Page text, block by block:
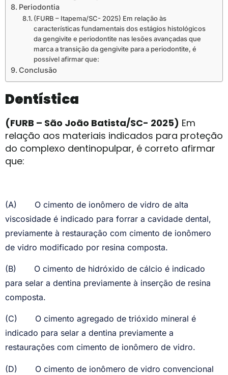
Periodontia
(FURB – Itapema/SC- 2025) Em relação às
características fundamentais dos estágios histológicos
da gengivite e periodontite nas lesões avançadas que
marca a transição da gengivite para a periodontite, é
possível afirmar que:
Conclusão
Dentística
(FURB – São João Batista/SC- 2025) Em
relação aos materiais indicados para proteção
do complexo dentinopulpar, é correto afirmar
que:
(A)
O cimento de ionômero de vidro de alta
viscosidade é indicado para forrar a cavidade dental,
previamente à restauração com cimento de ionômero
de vidro modificado por resina composta.
(B)
O cimento de hidróxido de cálcio é indicado
para selar a dentina previamente à inserção de resina
composta.
(C)
O cimento agregado de trióxido mineral é
indicado para selar a dentina previamente a
restaurações com cimento de ionômero de vidro.
(D) O cimento de ionômero de vidro convencional